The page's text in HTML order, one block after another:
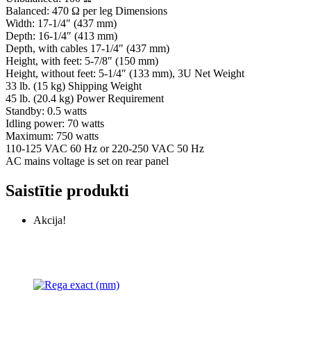
Balanced: 470 Ω per leg Dimensions
Width: 17-1/4″ (437 mm)
Depth: 16-1/4″ (413 mm)
Depth, with cables 17-1/4″ (437 mm)
Height, with feet: 5-7/8″ (150 mm)
Height, without feet: 5-1/4″ (133 mm), 3U Net Weight
33 lb. (15 kg) Shipping Weight
45 lb. (20.4 kg) Power Requirement
Standby: 0.5 watts
Idling power: 70 watts
Maximum: 750 watts
110-125 VAC 60 Hz or 220-250 VAC 50 Hz
AC mains voltage is set on rear panel
Saistītie produkti
Akcija!